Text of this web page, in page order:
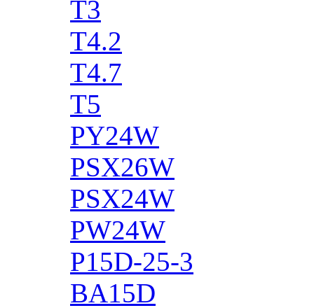
T3
T4.2
T4.7
T5
PY24W
PSX26W
PSX24W
PW24W
P15D-25-3
BA15D